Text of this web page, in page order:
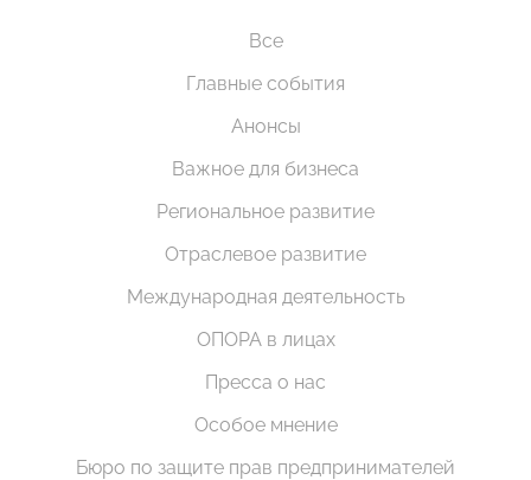
Все
Главные события
Анонсы
Важное для бизнеса
Региональное развитие
Отраслевое развитие
Международная деятельность
ОПОРА в лицах
Пресса о нас
Особое мнение
Бюро по защите прав предпринимателей